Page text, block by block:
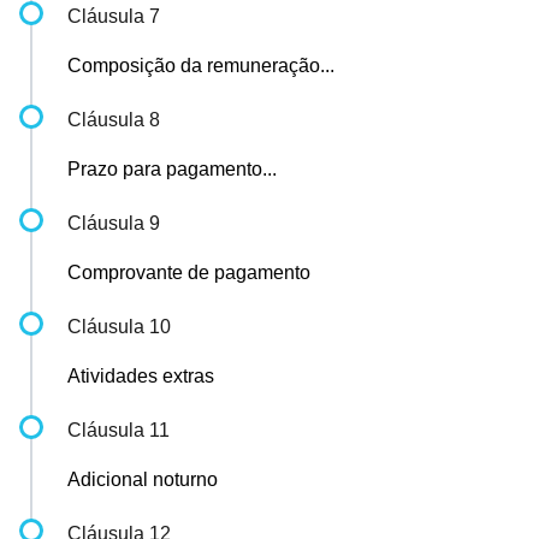
Cláusula 7
Composição da remuneração...
Cláusula 8
Prazo para pagamento...
Cláusula 9
Comprovante de pagamento
Cláusula 10
Atividades extras
Cláusula 11
Adicional noturno
Cláusula 12